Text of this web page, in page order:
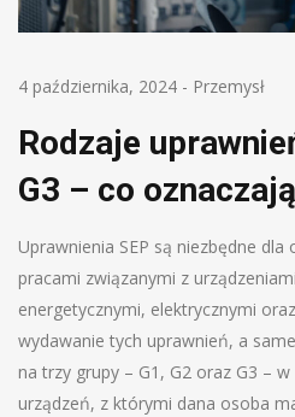
4 października, 2024 - Przemysł
Rodzaje
G3 – co
Uprawnienia SEP są niezbędne
pracami związanymi z
energetycznymi, elektrycznymi
wydawanie tych uprawnień, a
na trzy grupy – G1, G2 oraz G3 –
urządzeń, z którymi dana osoba